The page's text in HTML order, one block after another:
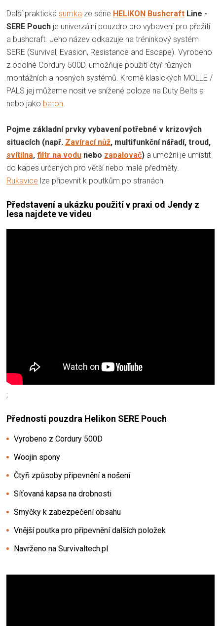
Další praktická sumka ze série HELIKON Bushcraft Line -
SERE Pouch je univerzální pouzdro pro vybavení pro přežití
a bushcraft. Jeho název odkazuje na tréninkový systém
SERE (Survival, Evasion, Resistance and Escape). Vyrobeno
z odolné Cordury 500D, umožňuje použití čtyř různých
montážních a nosných systémů. Kromě klasických MOLLE /
PALS jej můžeme nosit ve snížené poloze na Duty Belts a
nebo jako batoh.
Pojme základní prvky vybavení potřebné v krizových
situacích (např. Zavírací nůž, multifunkční nářadí, troud,
svítilna, filtr na vodu nebo zapalovač) a umožní je umístit
do kapes určených pro větší nebo malé předměty.
Rukavice lze připevnit k poutkům po stranách.
Představení a ukázku použití v praxi od Jendy z
lesa najdete ve videu
;
Přednosti pouzdra Helikon SERE Pouch
Vyrobeno z Cordury 500D
Woojin spony
Čtyři způsoby připevnění a nošení
Síťovaná kapsa na drobnosti
Smyčky k zabezpečení obsahu
Vnější poutka pro připevnění dalších položek
Navrženo na Survivaltech.pl